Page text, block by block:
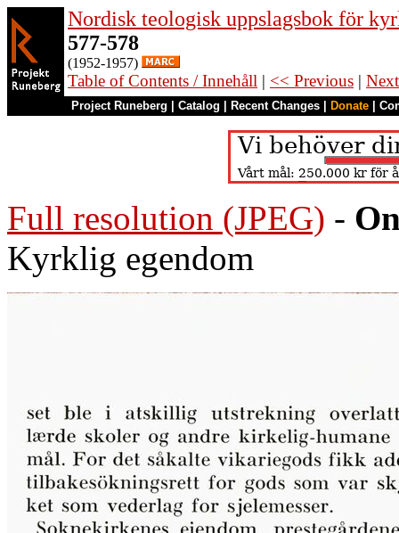
Nordisk teologisk uppslagsbok för
577-578
(1952-1957)
Table of Contents / Innehåll | << Previous |
Project Runeberg Catalog Recent Changes Donate
Full resolution (JPEG) -
Kyrklig egendom